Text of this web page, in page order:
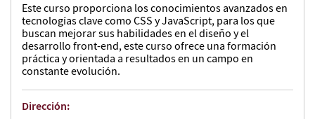
Este curso proporciona los conocimientos avanzados en
tecnologías clave como CSS y JavaScript, para los que
buscan mejorar sus habilidades en el diseño y el
desarrollo front-end, este curso ofrece una formación
práctica y orientada a resultados en un campo en
constante evolución.
Dirección: